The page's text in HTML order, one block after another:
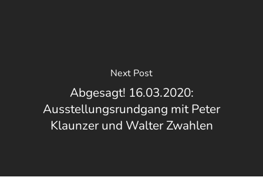
Next Post
Abgesagt! 16.03.2020:
Ausstellungsrundgang mit Peter
Klaunzer und Walter Zwahlen